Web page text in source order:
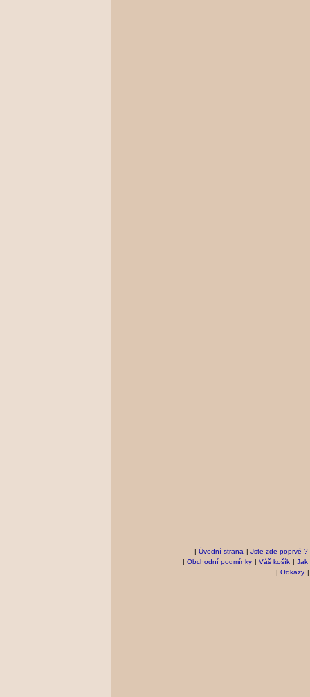
| Úvodní strana | Jste zde poprvé ?
| Obchodní podmínky | Váš košík | Jak
| Odkazy